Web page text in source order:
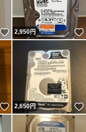
いいね！
2,950円
いいね！
2,650円